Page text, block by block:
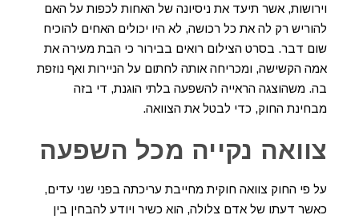
וירושות, אשר תיעד את ניסיונה של האחות לכפות על האם
להוריש רק לה את כל רכושה, לא היו יכולים האחים להוכיח
שום דבר. בסרט הצילום רואים בבירור כי הבת מעירה את
אמה הקשישה, ומכריחה אותה לחתום על הניירות ואף נוזפת
בה. משהוצגה הראייה להשפעה בלתי הוגנת, די בזה
מבחינת החוק, כדי לבטל את הצוואה.
צוואה נקייה מכל השפעה
על פי החוק צוואה חוקית מחייבת עריכתה בפני שני עדים,
כאשר דעתו של אדם צלולה, הוא כשיר ויודע להבחין בין